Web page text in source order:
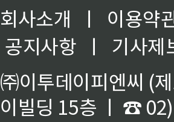
회사소개 ㅣ
이용약
공지사항
ㅣ
기사제
㈜이투데이피엔씨 (
이빌딩 15층 ㅣ ☎